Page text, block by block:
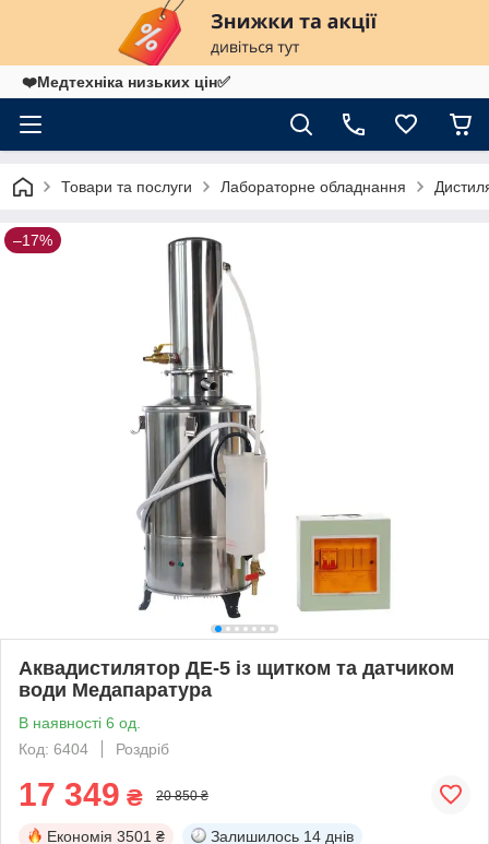
❤️Медтехніка низьких цін✅
Товари та послуги Лабораторне обладнання
–17%
Аквадистилятор ДЕ-5 із щитком та датчиком
води Медапаратура
В наявності 6 од.
Код: 6404
Роздріб
17 349 ₴ 20 850 ₴
Економія 3501 ₴ Залишилось 14 днів